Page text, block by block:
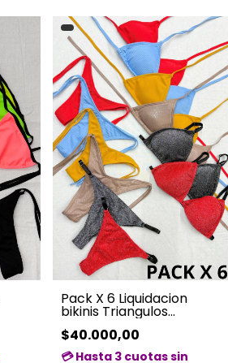
Pack X 6 Liquidacion
bikinis Triangulos
surtidos
$40.000,00